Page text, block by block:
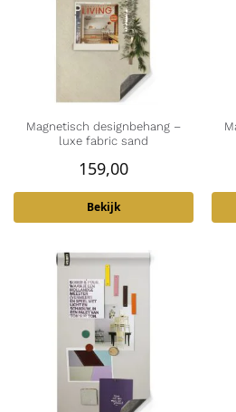
Magnetisch designbehang –
luxe fabric sand
159,00
Bekijk